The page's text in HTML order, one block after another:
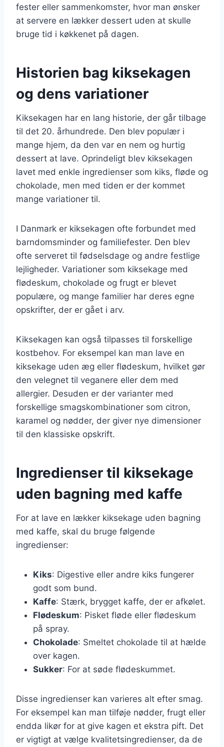
fester eller sammenkomster, hvor man ønsker
at servere en lækker dessert uden at skulle
bruge tid i køkkenet på dagen.
Historien bag kiksekagen
og dens variationer
Kiksekagen har en lang historie, der går tilbage
til det 20. århundrede. Den blev populær i
mange hjem, da den var en nem og hurtig
dessert at lave. Oprindeligt blev kiksekagen
lavet med enkle ingredienser som kiks, fløde og
chokolade, men med tiden er der kommet
mange variationer til.
I Danmark er kiksekagen ofte forbundet med
barndomsminder og familiefester. Den blev
ofte serveret til fødselsdage og andre festlige
lejligheder. Variationer som kiksekage med
flødeskum, chokolade og frugt er blevet
populære, og mange familier har deres egne
opskrifter, der er gået i arv.
Kiksekagen kan også tilpasses til forskellige
kostbehov. For eksempel kan man lave en
kiksekage uden æg eller flødeskum, hvilket gør
den velegnet til veganere eller dem med
allergier. Desuden er der varianter med
forskellige smagskombinationer som citron,
karamel og nødder, der giver nye dimensioner
til den klassiske opskrift.
Ingredienser til kiksekage
uden bagning med kaffe
For at lave en lækker kiksekage uden bagning
med kaffe, skal du bruge følgende
ingredienser:
Kiks: Digestive eller andre kiks fungerer
godt som bund.
Kaffe: Stærk, brygget kaffe, der er afkølet.
Flødeskum: Pisket fløde eller flødeskum
på spray.
Chokolade: Smeltet chokolade til at hælde
over kagen.
Sukker: For at søde flødeskummet.
Disse ingredienser kan varieres alt efter smag.
For eksempel kan man tilføje nødder, frugt eller
endda likør for at give kagen et ekstra pift. Det
er vigtigt at vælge kvalitetsingredienser, da de